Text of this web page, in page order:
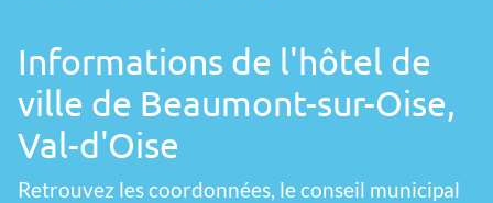
Informations de l'hôtel de
ville de Beaumont-sur-Oise,
Val-d'Oise
Retrouvez les coordonnées, le conseil municipal